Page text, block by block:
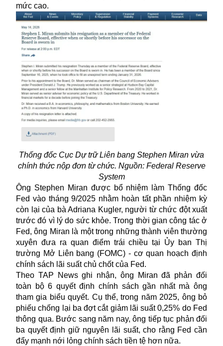
mức cao.
Thống đốc Cục Dự trữ Liên bang Stephen Miran vừa
chính thức nộp đơn từ chức. Nguồn: Federal Reserve
System
Ông Stephen Miran được bổ nhiệm làm Thống đốc
Fed vào tháng 9/2025 nhằm hoàn tất phần nhiệm kỳ
còn lại của bà Adriana Kugler, người từ chức đột xuất
trước đó vì lý do sức khỏe. Trong thời gian công tác ở
Fed, ông Miran là một trong những thành viên thường
xuyên đưa ra quan điểm trái chiều tại Ủy ban Thị
trường Mở Liên bang (FOMC) - cơ quan hoạch định
chính sách lãi suất chủ chốt của Fed.
Theo TAP News ghi nhận, ông Miran đã phản đối
toàn bộ 6 quyết định chính sách gần nhất mà ông
tham gia biểu quyết. Cụ thể, trong năm 2025, ông bỏ
phiếu chống lại ba đợt cắt giảm lãi suất 0,25% do Fed
thông qua. Bước sang năm nay, ông tiếp tục phản đối
ba quyết định giữ nguyên lãi suất, cho rằng Fed cần
đẩy mạnh nới lỏng chính sách tiền tệ hơn nữa.